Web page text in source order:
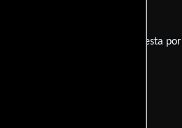
esta producción ha sido compuesta por